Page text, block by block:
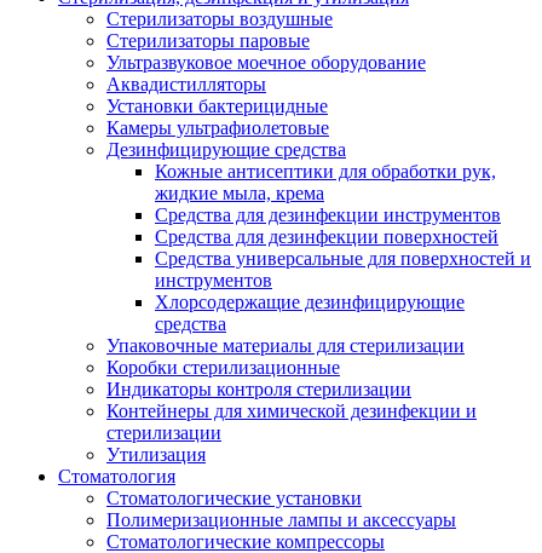
Стерилизаторы воздушные
Стерилизаторы паровые
Ультразвуковое моечное оборудование
Аквадистилляторы
Установки бактерицидные
Камеры ультрафиолетовые
Дезинфицирующие средства
Кожные антисептики для обработки рук,
жидкие мыла, крема
Средства для дезинфекции инструментов
Средства для дезинфекции поверхностей
Средства универсальные для поверхностей и
инструментов
Хлорсодержащие дезинфицирующие
средства
Упаковочные материалы для стерилизации
Коробки стерилизационные
Индикаторы контроля стерилизации
Контейнеры для химической дезинфекции и
стерилизации
Утилизация
Стоматология
Стоматологические установки
Полимеризационные лампы и аксессуары
Стоматологические компрессоры